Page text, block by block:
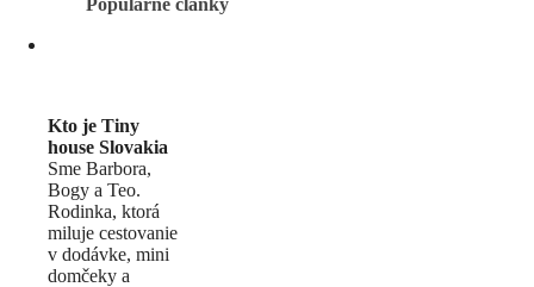
Populárne články
Kto je Tiny
house Slovakia
Sme Barbora,
Bogy a Teo.
Rodinka, ktorá
miluje cestovanie
v dodávke, mini
domčeky a